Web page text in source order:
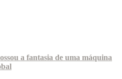
a fantasia de uma máquina